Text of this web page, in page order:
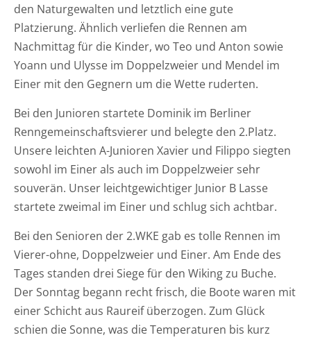
den Naturgewalten und letztlich eine gute
Platzierung. Ähnlich verliefen die Rennen am
Nachmittag für die Kinder, wo Teo und Anton sowie
Yoann und Ulysse im Doppelzweier und Mendel im
Einer mit den Gegnern um die Wette ruderten.
Bei den Junioren startete Dominik im Berliner
Renngemeinschaftsvierer und belegte den 2.Platz.
Unsere leichten A-Junioren Xavier und Filippo siegten
sowohl im Einer als auch im Doppelzweier sehr
souverän. Unser leichtgewichtiger Junior B Lasse
startete zweimal im Einer und schlug sich achtbar.
Bei den Senioren der 2.WKE gab es tolle Rennen im
Vierer-ohne, Doppelzweier und Einer. Am Ende des
Tages standen drei Siege für den Wiking zu Buche.
Der Sonntag begann recht frisch, die Boote waren mit
einer Schicht aus Raureif überzogen. Zum Glück
schien die Sonne, was die Temperaturen bis kurz